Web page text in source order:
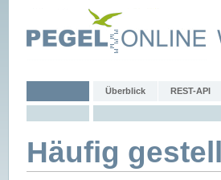
Überblick REST-API
Häufig